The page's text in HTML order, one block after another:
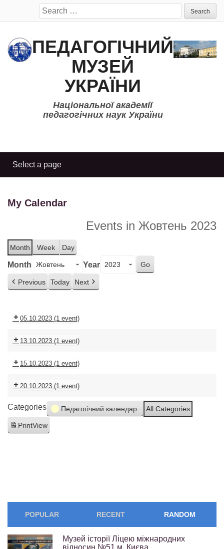
Search
for:
ПЕДАГОГІЧНИЙ
МУЗЕЙ
УКРАЇНИ
Національної академії
педагогічних наук України
My Calendar
Events in Жовтень 2023
Month Week Day
Month Year
Previous Today Next
05.10.2023 (1 event)
13.10.2023 (1 event)
15.10.2023 (1 event)
20.10.2023 (1 event)
Categories Педагогічний календар All Categories
PrintView
POPULAR RECENT RANDOM
Музей історії Ліцею міжнародних
відносин №51 м. Києва